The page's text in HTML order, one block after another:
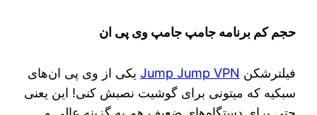
حجم کم برنامه جامپ جامپ وی پی ان
فیلترشکن Jump Jump VPN یکی از وی پی ان‌های
سبکیه که میتونی برای گوشیت نصبش کنی! این یعنی